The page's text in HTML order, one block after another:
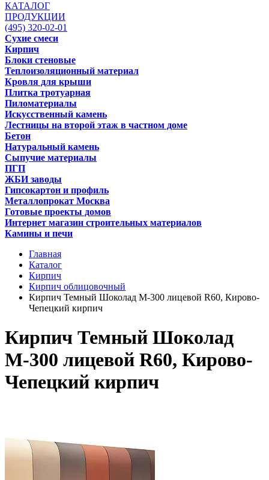
КАТАЛОГ
ПРОДУКЦИИ
(495) 320-02-01
Сухие смеси
Кирпич
Блоки стеновые
Теплоизоляционный материал
Кровля для крыши
Плитка тротуарная
Пиломатериалы
Искусственный камень
Лестницы на второй этаж в частном доме
Бетон
Натуральный камень
Сыпучие материалы
ПГП
ЖБИ заводы
Гипсокартон и профиль
Металлопрокат Москва
Готовые проекты домов
Интернет магазин строительных материалов
Камины и печи
Главная
Каталог
Кирпич
Кирпич облицовочный
Кирпич Темный Шоколад М-300 лицевой R60, Кирово-
Чепецкий кирпич
Кирпич Темный Шоколад
М-300 лицевой R60, Кирово-
Чепецкий кирпич